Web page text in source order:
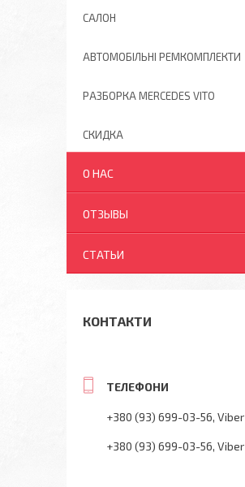
САЛОН
АВТОМОБІЛЬНІ РЕМКОМПЛЕКТИ
РАЗБОРКА MERCEDES VITO
СКИДКА
О НАС
ОТЗЫВЫ
СТАТЬИ
КОНТАКТИ
+380 (93) 699-03-56 Viber
+380 (93) 699-03-56 Viber